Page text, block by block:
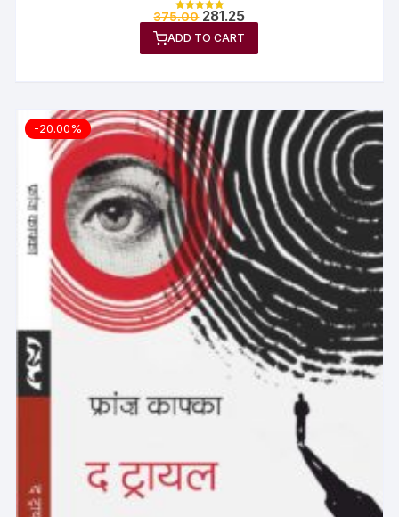
Rated
out of 5
375.00 281.25
ADD TO CART
-20.00%